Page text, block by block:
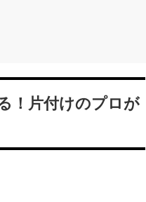
！片付けのプロが